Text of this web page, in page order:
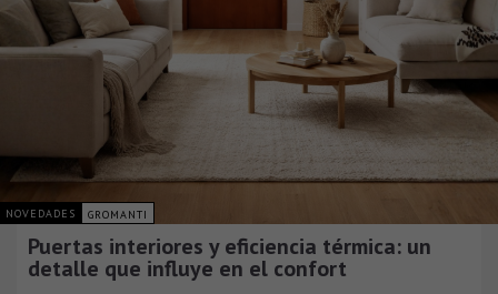
NOVEDADES GROMANTI
Puertas interiores y eficiencia térmica: un
detalle que influye en el confort